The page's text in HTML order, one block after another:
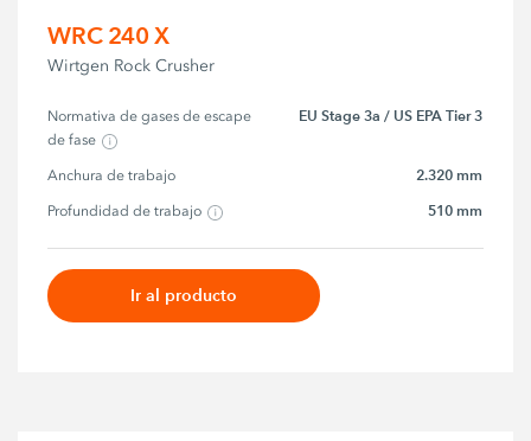
WRC 240 X
Wirtgen Rock Crusher
Normativa de gases de escape
de fase
EU Stage 3a / US EPA Tier 3
Anchura de trabajo 2.320 mm
Profundidad de trabajo 510 mm
Ir al producto